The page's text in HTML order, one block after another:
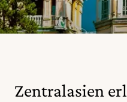
Jetzt
Zentralasien